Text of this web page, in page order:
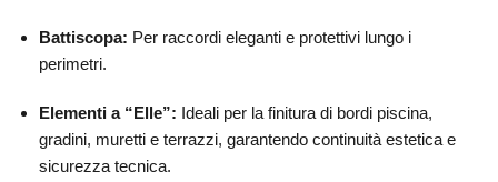
Battiscopa: Per raccordi eleganti e protettivi lungo i
perimetri.
Elementi a “Elle”: Ideali per la finitura di bordi piscina,
gradini, muretti e terrazzi, garantendo continuità estetica e
sicurezza tecnica.